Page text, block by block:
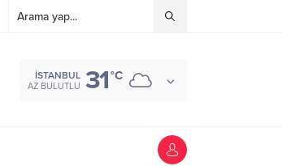
İSTANBUL
AZ BULUTLU 31°C